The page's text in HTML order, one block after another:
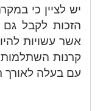
יש לציין כי
הזכות לקבל גם
אשר עשויות
קרנות השתלמות
עם בעלה לאורך